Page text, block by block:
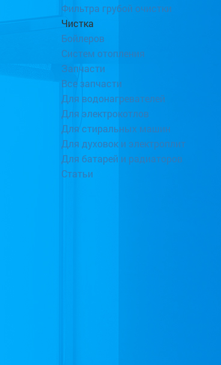
Фильтра грубой очистки
Чистка
Бойлеров
Систем отопления
Запчасти
Все запчасти
Для водонагревателей
Для электрокотлов
Для стиральных машин
Для духовок и электроплит
Для батарей и радиаторов
Статьи